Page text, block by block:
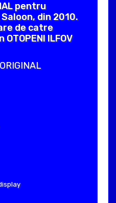
pentru
Saloon, din 2010.
de catre
ILFOV